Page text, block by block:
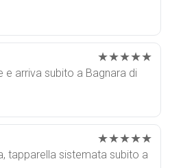
★★★★★
e arriva subito a Bagnara di
★★★★★
tapparella sistemata subito a